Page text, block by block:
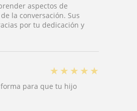
aspectos de
la conversación. Sus
por tu dedicación y
★ ★ ★ ★ ★
para que tu hijo